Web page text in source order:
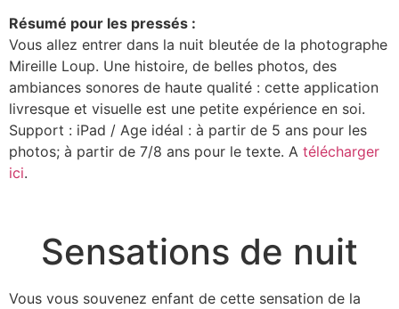
Résumé pour les pressés :
Vous allez entrer dans la nuit bleutée de la photographe
Mireille Loup. Une histoire, de belles photos, des
ambiances sonores de haute qualité : cette application
livresque et visuelle est une petite expérience en soi.
Support : iPad / Age idéal : à partir de 5 ans pour les
photos; à partir de 7/8 ans pour le texte. A télécharger
ici.
Sensations de nuit
Vous vous souvenez enfant de cette sensation de la